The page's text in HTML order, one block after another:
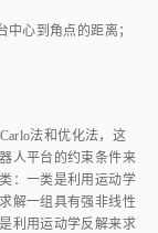
中心到角点的距离；
法和优化法，这
人平台的约束条件来
：一类是利用运动学
解一组具有强非线性
利用运动学反解来求